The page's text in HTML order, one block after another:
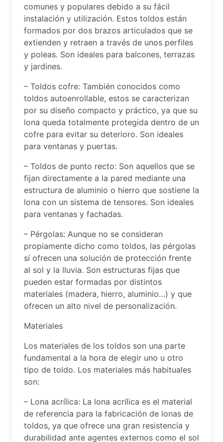
comunes y populares debido a su fácil
instalación y utilización. Estos toldos están
formados por dos brazos articulados que se
extienden y retraen a través de unos perfiles
y poleas. Son ideales para balcones, terrazas
y jardines.
– Toldos cofre: También conocidos como
toldos autoenrollable, estos se caracterizan
por su diseño compacto y práctico, ya que su
lona queda totalmente protegida dentro de un
cofre para evitar su deterioro. Son ideales
para ventanas y puertas.
– Toldos de punto recto: Son aquellos que se
fijan directamente a la pared mediante una
estructura de aluminio o hierro que sostiene la
lona con un sistema de tensores. Son ideales
para ventanas y fachadas.
– Pérgolas: Aunque no se consideran
propiamente dicho como toldos, las pérgolas
sí ofrecen una solución de protección frente
al sol y la lluvia. Son estructuras fijas que
pueden estar formadas por distintos
materiales (madera, hierro, aluminio…) y que
ofrecen un alto nivel de personalización.
Materiales
Los materiales de los toldos son una parte
fundamental a la hora de elegir uno u otro
tipo de toldo. Los materiales más habituales
son:
– Lona acrílica: La lona acrílica es el material
de referencia para la fabricación de lonas de
toldos, ya que ofrece una gran resistencia y
durabilidad ante agentes externos como el sol